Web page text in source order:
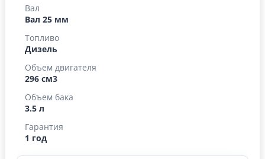
Вал
Вал 25 мм
Топливо
Дизель
Объем двигателя
296 см3
Объем бака
3.5 л
Гарантия
1 год